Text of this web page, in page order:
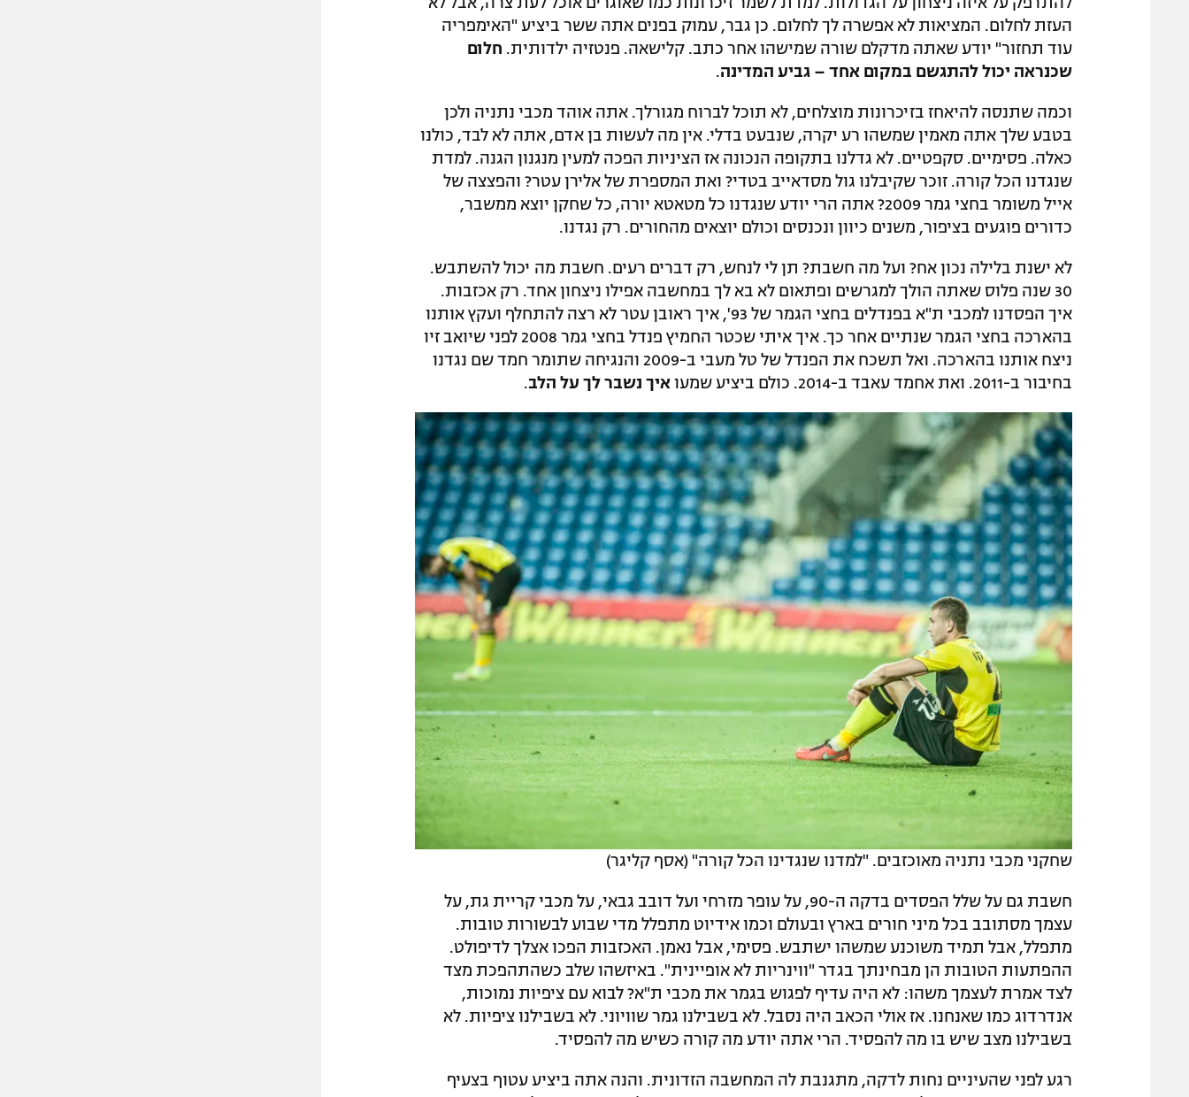
העזת לחלום. המציאות לא אפשרה לך לחלום. כן גבר, עמוק בפנים אתה ששר ביציע "האימפריה
עוד תחזור" יודע שאתה מדקלם שורה שמישהו אחר כתב. קלישאה. פנטזיה ילדותית. חלום
שכנראה יכול להתגשם במקום אחד – גביע המדינה.
וכמה שתנסה להיאחז בזיכרונות מוצלחים, לא תוכל לברוח מגורלך. אתה אוהד מכבי נתניה ולכן
בטבע שלך אתה מאמין שמשהו רע יקרה, שנבעט בדלי. אין מה לעשות בן אדם, אתה לא לבד, כולנו
כאלה. פסימיים. סקפטיים. לא גדלנו בתקופה הנכונה אז הציניות הפכה למעין מנגנון הגנה. למדת
שנגדנו הכל קורה. זוכר שקיבלנו גול מסדאייב בטדי? ואת המספרת של אלירן עטר? והפצצה של
אייל משומר בחצי גמר 2009? אתה הרי יודע שנגדנו כל מטאטא יורה, כל שחקן יוצא ממשבר,
כדורים פוגעים בציפור, משנים כיוון ונכנסים וכולם יוצאים מהחורים. רק נגדנו.
לא ישנת בלילה נכון אח? ועל מה חשבת? תן לי לנחש, רק דברים רעים. חשבת מה יכול להשתבש.
30 שנה פלוס שאתה הולך למגרשים ופתאום לא בא לך במחשבה אפילו ניצחון אחד. רק אכזבות.
איך הפסדנו למכבי ת"א בפנדלים בחצי הגמר של 93', איך ראובן עטר לא רצה להתחלף ועקץ אותנו
בהארכה בחצי הגמר שנתיים אחר כך. איך איתי שכטר החמיץ פנדל בחצי גמר 2008 לפני שיואב זיו
ניצח אותנו בהארכה. ואל תשכח את הפנדל של טל מעבי ב-2009 והנגיחה שתומר חמד שם נגדנו
בחיבור ב-2011. ואת אחמד עאבד ב-2014. כולם ביציע שמעו
איך נשבר לך על הלב.
שחקני מכבי נתניה מאוכזבים. "למדנו שנגדינו הכל קורה" (אסף קליגר)
חשבת גם על שלל הפסדים בדקה ה-90, על עופר מזרחי ועל דובב גבאי, על מכבי קריית גת, על
עצמך מסתובב בכל מיני חורים בארץ ובעולם וכמו אידיוט מתפלל מדי שבוע לבשורות טובות.
מתפלל, אבל תמיד משוכנע שמשהו ישתבש. פסימי, אבל נאמן. האכזבות הפכו אצלך לדיפולט.
ההפתעות הטובות הן מבחינתך בגדר "ווינריות לא אופיינית". באיזשהו שלב כשהתהפכת מצד
לצד אמרת לעצמך משהו: לא היה עדיף לפגוש בגמר את מכבי ת"א? לבוא עם ציפיות נמוכות,
אנדרדוג כמו שאנחנו. אז אולי הכאב היה נסבל. לא בשבילנו גמר שוויוני. לא בשבילנו ציפיות. לא
בשבילנו מצב שיש בו מה להפסיד. הרי אתה יודע מה קורה כשיש מה להפסיד.
רגע לפני שהעיניים נחות לדקה, מתגנבת לה המחשבה הזדונית. והנה אתה ביציע עטוף בצעיף